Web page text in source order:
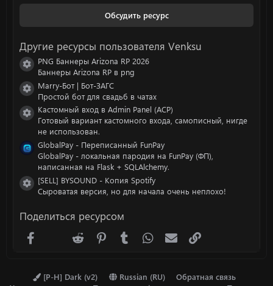
Обсудить ресурс
Другие ресурсы пользователя Venksu
Иконка ресурса
PNG Баннеры Arizona RP 2026
Баннеры Arizona RP в png
Иконка ресурса
Marry-Бот | Бот-ЗАГС
Простой бот для свадьб в чатах
Иконка ресурса
Кастомный вход в Admin Panel (ACP)
Готовый вариант кастомного входа, самописный, нигде
не использован.
GlobalPay - Переписанный FunPay
GlobalPay - локальная пародия на FunPay (ФП),
написанная на Flask + SQLAlchemy.
Иконка ресурса
[SELL] BYSOUND - Копия Spotify
Сыроватая версия, но для начала очень неплохо!
Поделиться ресурсом
FacebookX (Twitter)
Reddit PinterestTumblr WhatsAppЭлектронная почта
[P-H] Dark (v2) Russian (RU)
Обратная связь